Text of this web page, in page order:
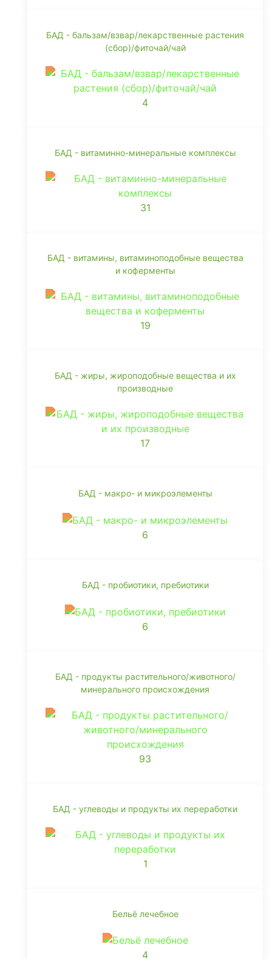
БАД - бальзам/взвар/лекарственные растения
(сбор)/фиточай/чай
4
БАД - витаминно-минеральные комплексы
31
БАД - витамины, витаминоподобные вещества
и коферменты
19
БАД - жиры, жироподобные вещества и их
производные
17
БАД - макро- и микроэлементы
6
БАД - пробиотики, пребиотики
6
БАД - продукты растительного/животного/
минерального происхождения
93
БАД - углеводы и продукты их переработки
1
Бельё лечебное
4